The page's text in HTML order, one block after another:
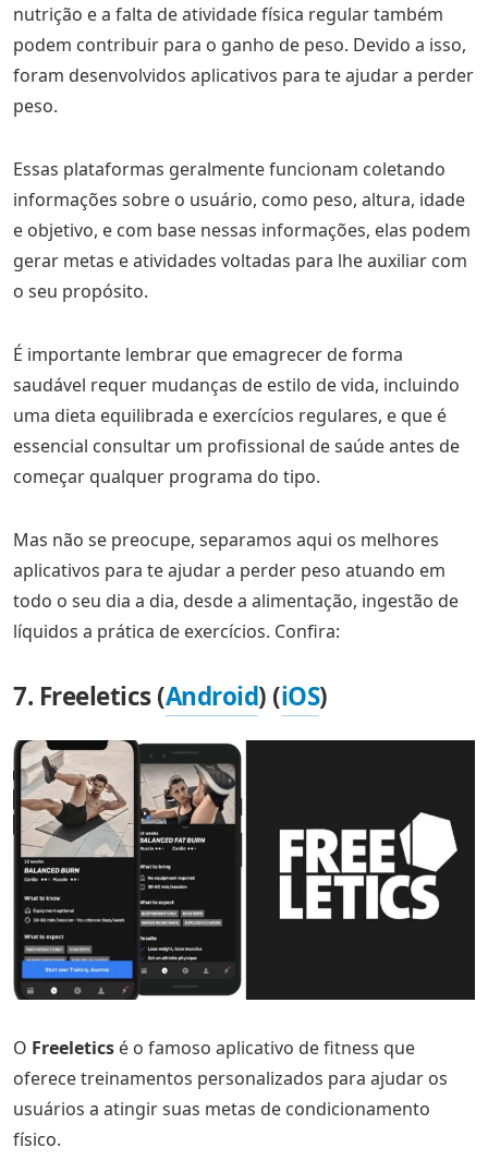
nutrição e a falta de atividade física regular também
podem contribuir para o ganho de peso. Devido a isso,
foram desenvolvidos aplicativos para te ajudar a perder
peso.
Essas plataformas geralmente funcionam coletando
informações sobre o usuário, como peso, altura, idade
e objetivo, e com base nessas informações, elas podem
gerar metas e atividades voltadas para lhe auxiliar com
o seu propósito.
É importante lembrar que emagrecer de forma
saudável requer mudanças de estilo de vida, incluindo
uma dieta equilibrada e exercícios regulares, e que é
essencial consultar um profissional de saúde antes de
começar qualquer programa do tipo.
Mas não se preocupe, separamos aqui os melhores
aplicativos para te ajudar a perder peso atuando em
todo o seu dia a dia, desde a alimentação, ingestão de
líquidos a prática de exercícios. Confira:
7. Freeletics (Android) (iOS)
O Freeletics é o famoso aplicativo de fitness que
oferece treinamentos personalizados para ajudar os
usuários a atingir suas metas de condicionamento
físico.